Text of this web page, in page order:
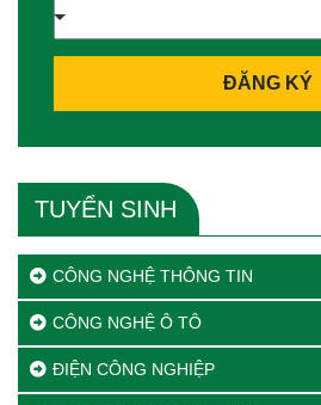
ĐĂNG KÝ
TUYỂN SINH
CÔNG NGHỆ THÔNG TIN
CÔNG NGHỆ Ô TÔ
ĐIỆN CÔNG NGHIỆP